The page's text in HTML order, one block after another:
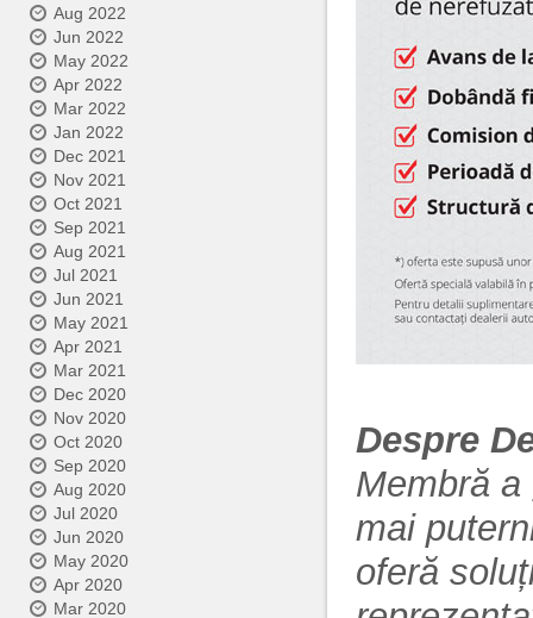
Aug 2022
Jun 2022
May 2022
Apr 2022
Mar 2022
Jan 2022
Dec 2021
Nov 2021
Oct 2021
Sep 2021
Aug 2021
Jul 2021
Jun 2021
May 2021
Apr 2021
Mar 2021
Dec 2020
Nov 2020
Oct 2020
Sep 2020
Aug 2020
Jul 2020
Jun 2020
May 2020
Apr 2020
Mar 2020
Despre
Membră
mai
oferă